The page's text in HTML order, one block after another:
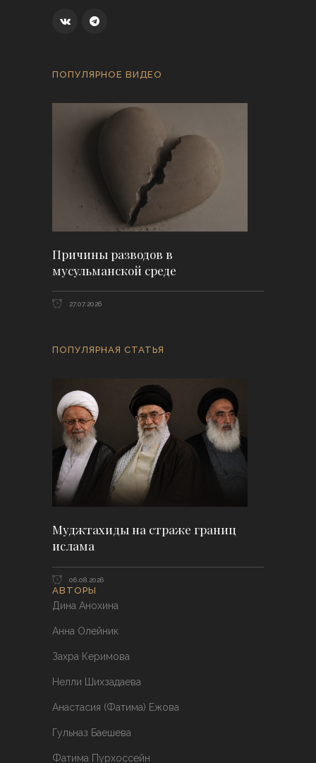
ПОПУЛЯРНОЕ ВИДЕО
Причины разводов в
мусульманской среде
27.07.2026
ПОПУЛЯРНАЯ СТАТЬЯ
Муджтахиды на страже границ
ислама
06.08.2026
АВТОРЫ
Дина Анохина
Анна Олейник
Захра Керимова
Нелли Шихзадаева
Анастасия (Фатима) Ежова
Гульназ Баешева
Фатима Пурхоссейн